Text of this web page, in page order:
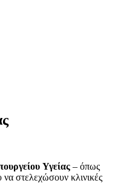
Υγείας – όπως
να στελεχώσουν κλινικές